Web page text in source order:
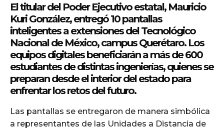
El titular del Poder Ejecutivo estatal, Mauricio
Kuri González, entregó 10 pantallas
inteligentes a extensiones del Tecnológico
Nacional de México, campus Querétaro. Los
equipos digitales beneficiarán a más de 600
estudiantes de distintas ingenierías, quienes se
preparan desde el interior del estado para
enfrentar los retos del futuro.
Las pantallas se entregaron de manera simbólica
a representantes de las Unidades a Distancia de